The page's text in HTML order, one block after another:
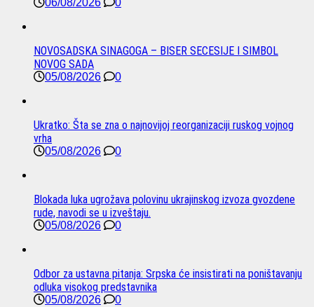
06/08/2026 0
NOVOSADSKA SINAGOGA – BISER SECESIJE I SIMBOL
NOVOG SADA
05/08/2026 0
Ukratko: Šta se zna o najnovijoj reorganizaciji ruskog vojnog
vrha
05/08/2026 0
Blokada luka ugrožava polovinu ukrajinskog izvoza gvozdene
rude, navodi se u izveštaju.
05/08/2026 0
Odbor za ustavna pitanja: Srpska će insistirati na poništavanju
odluka visokog predstavnika
05/08/2026 0